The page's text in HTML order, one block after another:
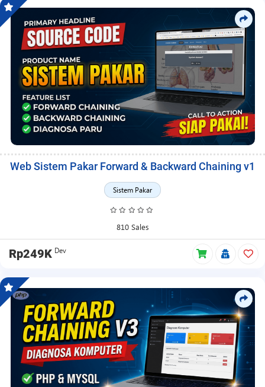
Web Sistem Pakar Forward & Backward Chaining v1
Sistem Pakar
810 Sales
Rp249K Dev